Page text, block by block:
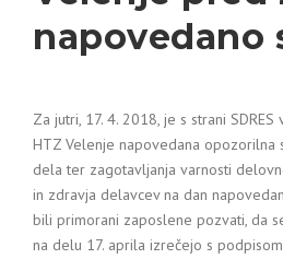
napovedano
Za jutri, 17. 4. 2018, je s strani
HTZ Velenje napovedana opozorilna
dela ter zagotavljanja varnosti
in zdravja delavcev na dan
bili primorani zaposlene pozvati, da
na delu 17. aprila izrečejo s